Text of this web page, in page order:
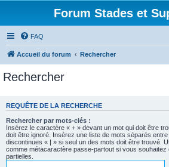
Forum Stades et
FAQ
Accueil du forum Rechercher
Rechercher
REQUÊTE DE LA RECHERCHE
Rechercher par mots-clés :
Insérez le caractère « + » devant un mot qui doit être
doit être ignoré. Insérez une liste de mots séparés
discontinues « | » si seul un des mots doit être trouvé.
comme métacaractère passe-partout si vous
partielles.